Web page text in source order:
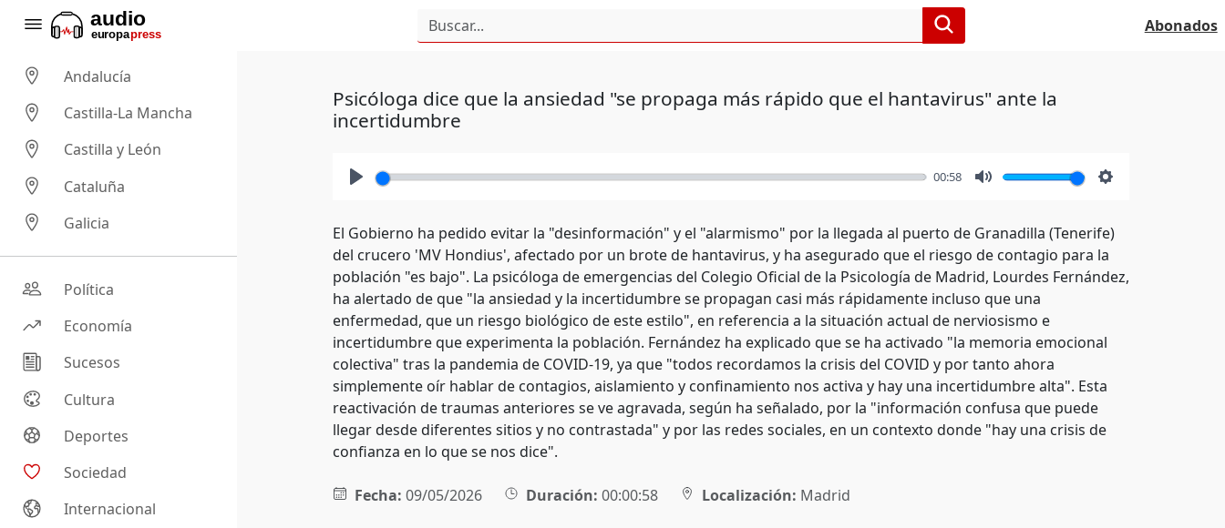
Abonados
Andalucía
Castilla-La Mancha
Castilla y León
Cataluña
Galicia
Política
Economía
Sucesos
Cultura
Deportes
Sociedad
Internacional
Psicóloga dice que la ansiedad "se propaga más rápido que el hantavirus" ante la
incertidumbre
00:58
El Gobierno ha pedido evitar la "desinformación" y el "alarmismo" por la llegada al puerto de Granadilla (Tenerife)
del crucero 'MV Hondius', afectado por un brote de hantavirus, y ha asegurado que el riesgo de contagio para la
población "es bajo". La psicóloga de emergencias del Colegio Oficial de la Psicología de Madrid, Lourdes Fernández,
ha alertado de que "la ansiedad y la incertidumbre se propagan casi más rápidamente incluso que una
enfermedad, que un riesgo biológico de este estilo", en referencia a la situación actual de nerviosismo e
incertidumbre que experimenta la población. Fernández ha explicado que se ha activado "la memoria emocional
colectiva" tras la pandemia de COVID-19, ya que "todos recordamos la crisis del COVID y por tanto ahora
simplemente oír hablar de contagios, aislamiento y confinamiento nos activa y hay una incertidumbre alta". Esta
reactivación de traumas anteriores se ve agravada, según ha señalado, por la "información confusa que puede
llegar desde diferentes sitios y no contrastada" y por las redes sociales, en un contexto donde "hay una crisis de
confianza en lo que se nos dice".
Fecha: 09/05/2026 Duración: 00:00:58 Localización: Madrid